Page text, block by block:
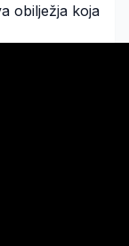
obilježja koja